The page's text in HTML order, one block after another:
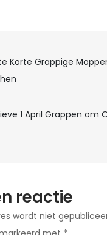
Korte Grappige
1 April Grappen om
reactie
wordt niet